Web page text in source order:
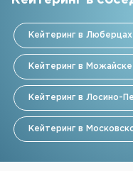
Кейтеринг в Люберцах
Кейтеринг в Можайске
Кейтеринг в Лосино-
Кейтеринг в